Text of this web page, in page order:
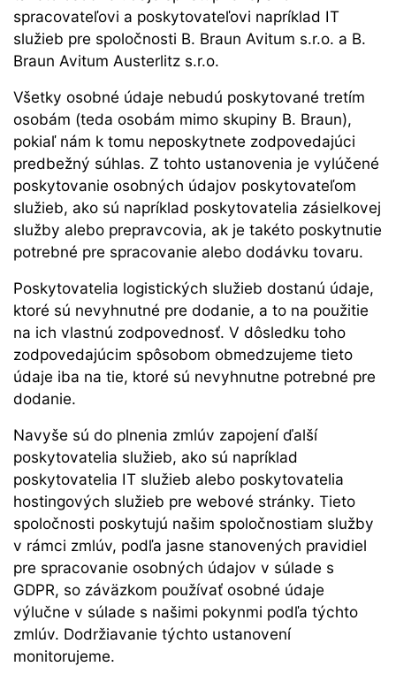
spracovateľovi a poskytovateľovi napríklad IT
služieb pre spoločnosti B. Braun Avitum s.r.o. a B.
Braun Avitum Austerlitz s.r.o.
Všetky osobné údaje nebudú poskytované tretím
osobám (teda osobám mimo skupiny B. Braun),
pokiaľ nám k tomu neposkytnete zodpovedajúci
predbežný súhlas. Z tohto ustanovenia je vylúčené
poskytovanie osobných údajov poskytovateľom
služieb, ako sú napríklad poskytovatelia zásielkovej
služby alebo prepravcovia, ak je takéto poskytnutie
potrebné pre spracovanie alebo dodávku tovaru.
Poskytovatelia logistických služieb dostanú údaje,
ktoré sú nevyhnutné pre dodanie, a to na použitie
na ich vlastnú zodpovednosť. V dôsledku toho
zodpovedajúcim spôsobom obmedzujeme tieto
údaje iba na tie, ktoré sú nevyhnutne potrebné pre
dodanie.
Navyše sú do plnenia zmlúv zapojení ďalší
poskytovatelia služieb, ako sú napríklad
poskytovatelia IT služieb alebo poskytovatelia
hostingových služieb pre webové stránky. Tieto
spoločnosti poskytujú našim spoločnostiam služby
v rámci zmlúv, podľa jasne stanovených pravidiel
pre spracovanie osobných údajov v súlade s
GDPR, so záväzkom používať osobné údaje
výlučne v súlade s našimi pokynmi podľa týchto
zmlúv. Dodržiavanie týchto ustanovení
monitorujeme.